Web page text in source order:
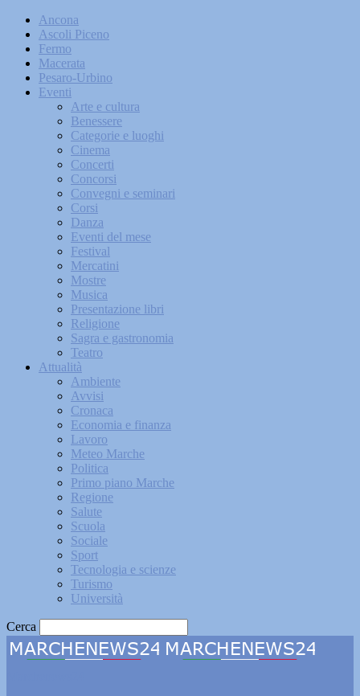
Ancona
Ascoli Piceno
Fermo
Macerata
Pesaro-Urbino
Eventi
Arte e cultura
Benessere
Categorie e luoghi
Cinema
Concerti
Concorsi
Convegni e seminari
Corsi
Danza
Eventi del mese
Festival
Mercatini
Mostre
Musica
Presentazione libri
Religione
Sagra e gastronomia
Teatro
Attualità
Ambiente
Avvisi
Cronaca
Economia e finanza
Lavoro
Meteo Marche
Politica
Primo piano Marche
Regione
Salute
Scuola
Sociale
Sport
Tecnologia e scienze
Turismo
Università
Cerca